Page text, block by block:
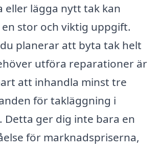
eller lägga nytt tak kan
en stor och viktig uppgift.
planerar att byta tak helt
utföra reparationer är
att inhandla minst tre
för takläggning i
Detta ger dig inte bara en
för marknadspriserna,